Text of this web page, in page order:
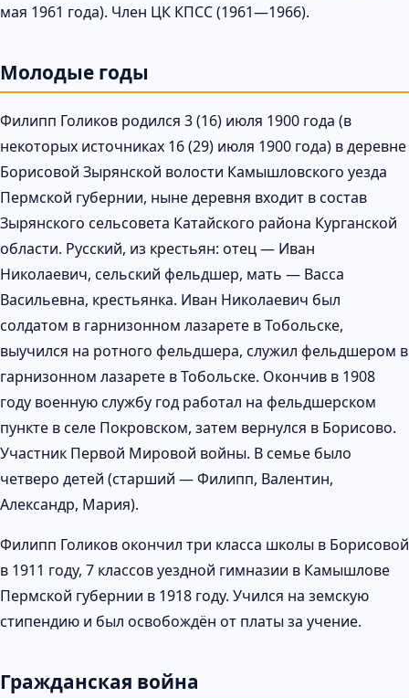
мая 1961 года). Член ЦК КПСС (1961—1966).
Молодые годы
Филипп Голиков родился 3 (16) июля 1900 года (в
некоторых источниках 16 (29) июля 1900 года) в деревне
Борисовой Зырянской волости Камышловского уезда
Пермской губернии, ныне деревня входит в состав
Зырянского сельсовета Катайского района Курганской
области. Русский, из крестьян: отец — Иван
Николаевич, сельский фельдшер, мать — Васса
Васильевна, крестьянка. Иван Николаевич был
солдатом в гарнизонном лазарете в Тобольске,
выучился на ротного фельдшера, служил фельдшером в
гарнизонном лазарете в Тобольске. Окончив в 1908
году военную службу год работал на фельдшерском
пункте в селе Покровском, затем вернулся в Борисово.
Участник Первой Мировой войны. В семье было
четверо детей (старший — Филипп, Валентин,
Александр, Мария).
Филипп Голиков окончил три класса школы в Борисовой
в 1911 году, 7 классов уездной гимназии в Камышлове
Пермской губернии в 1918 году. Учился на земскую
стипендию и был освобождён от платы за учение.
Гражданская война